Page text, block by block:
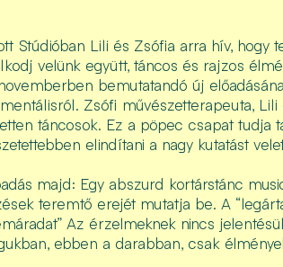
Stúdióban Lili és Zsófia arra hív, hogy
velünk együtt, táncos és rajzos
bemutatandó új
Zsófi művészetterapeuta, Lili
táncosok. Ez a pöpec csapat tudja
elindítani a nagy kutatást
majd: Egy abszurd kortárstánc
teremtő erejét mutatja be. A
Az érzelmeknek nincs
ebben a darabban, csak